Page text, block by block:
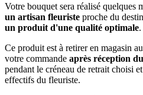
Votre bouquet sera réalisé quelques
un artisan fleuriste proche du
un produit d'une qualité optimale.
Ce produit est à retirer en magasin
votre commande après réception
pendant le créneau de retrait choisi
effectifs du fleuriste.